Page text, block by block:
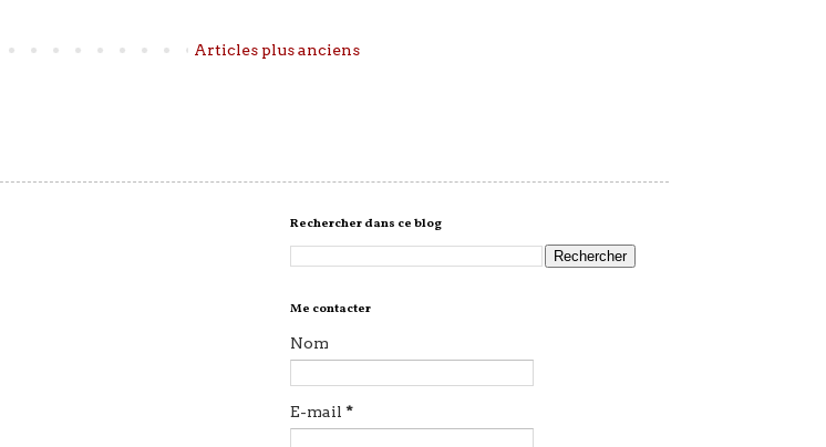
Articles plus anciens
Rechercher dans ce blog
Me contacter
Nom
E-mail *